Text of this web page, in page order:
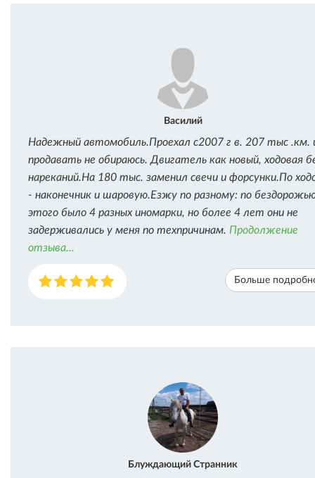
Василий
Надежный автомобиль.Проехал с2007 г в. 207 тыс .км.
продавать не обираюсь. Двигатель как новый, ходовая
нареканий.На 180 тыс. заменил свечи и форсунки.По
- наконечник и шаровую.Езжу по разному: по
этого было 4 разных иномарки, но более 4 лет они не
задерживались у меня по техпричинам. Продолжение
отзыва...
Больше
Блуждающий Странник